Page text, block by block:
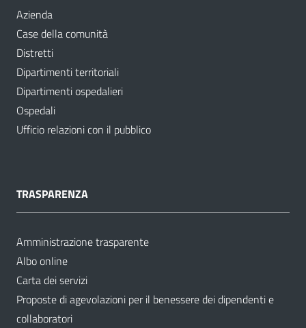
Azienda
Case della comunità
Distretti
Dipartimenti territoriali
Dipartimenti ospedalieri
Ospedali
Ufficio relazioni con il pubblico
TRASPARENZA
Amministrazione trasparente
Albo online
Carta dei servizi
Proposte di agevolazioni per il benessere dei dipendenti e
collaboratori